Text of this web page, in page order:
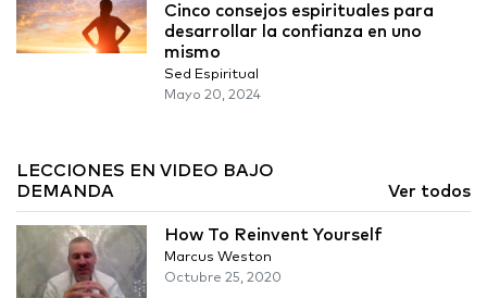
Cinco consejos espirituales para
desarrollar la confianza en uno
mismo
Sed Espiritual
Mayo 20, 2024
LECCIONES EN VIDEO BAJO
DEMANDA
Ver todos
How To Reinvent Yourself
Marcus Weston
Octubre 25, 2020